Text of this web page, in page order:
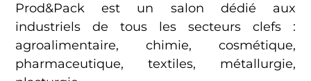
Prod&Pack est un salon dédié aux
industriels de tous les secteurs clefs :
agroalimentaire, chimie, cosmétique,
pharmaceutique, textiles, métallurgie,